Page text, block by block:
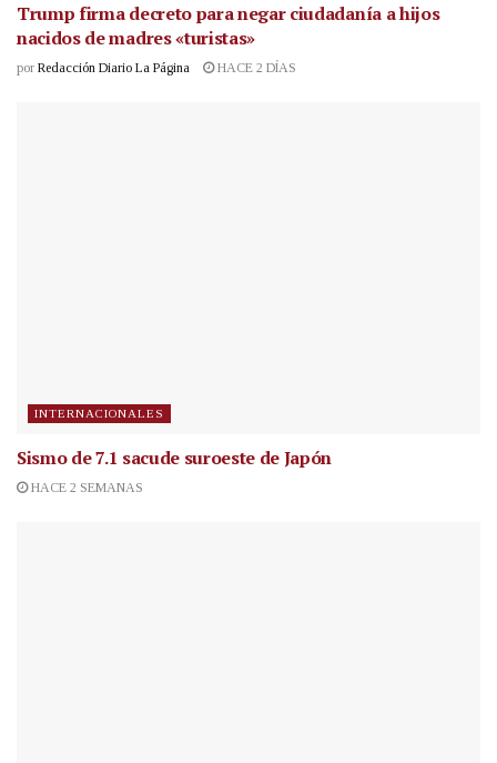
Trump firma decreto para negar ciudadanía a hijos
nacidos de madres «turistas»
por Redacción Diario La Página HACE 2 DÍAS
INTERNACIONALES
Sismo de 7.1 sacude suroeste de Japón
HACE 2 SEMANAS